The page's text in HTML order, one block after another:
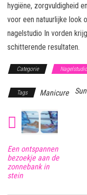
hygiëne, zorgvuldigheid
voor een natuurlijke look
nagelstudio In vorden
schitterende resultaten.
Categorie Nagelstudio
Tags Manicure
Een ontspannen
bezoekje aan de
zonnebank in
stein